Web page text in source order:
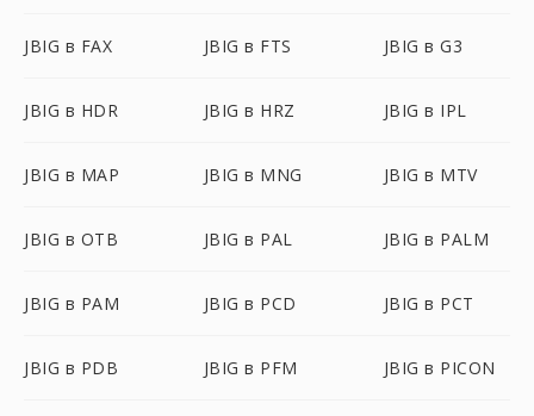
JBIG в FAX JBIG в FTS JBIG в G3
JBIG в HDR JBIG в HRZ JBIG в IPL
JBIG в MAP JBIG в MNG JBIG в MTV
JBIG в OTB JBIG в PAL JBIG в PALM
JBIG в PAM JBIG в PCD JBIG в PCT
JBIG в PDB JBIG в PFM JBIG в PICON